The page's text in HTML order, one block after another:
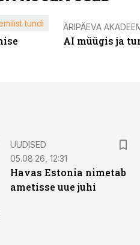
tundi ÄRIPÄEVA
AI müügis ja
UUDISED
05.08.26, 12:31
Havas Estonia nimetab
ametisse uue juhi